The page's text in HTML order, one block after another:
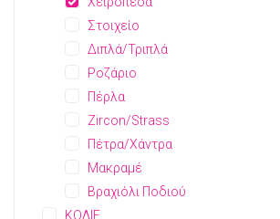
Στοιχείο
Διπλά/Τριπλά
Ροζάριο
Πέρλα
Zircon/Strass
Πέτρα/Χάντρα
Μακραμέ
Βραχιόλι Ποδιού
ΚΟΛΙΕ